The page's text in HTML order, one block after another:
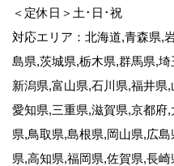
＜定休日＞土･日･祝
対応エリア：北海道,青森県,
島県,茨城県,栃木県,群馬県,
新潟県,富山県,石川県,福井県
愛知県,三重県,滋賀県,京都府
県,鳥取県,島根県,岡山県,広
県,高知県,福岡県,佐賀県,長